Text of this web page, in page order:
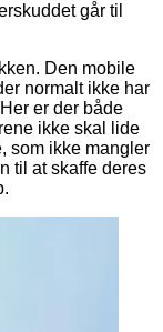
går til
Den mobile
normalt ikke har
er der både
ikke skal lide
som ikke mangler
til at skaffe deres